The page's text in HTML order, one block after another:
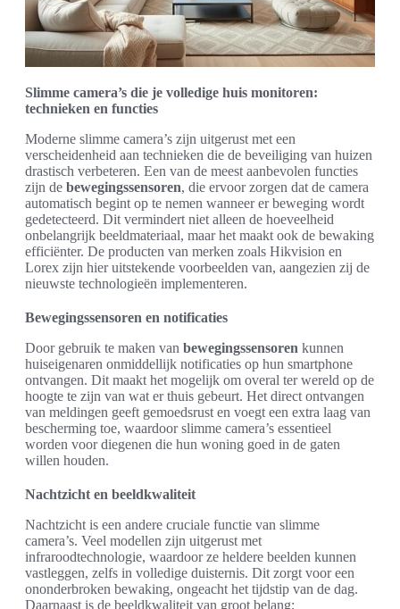
Slimme camera’s die je volledige huis monitoren:
technieken en functies
Moderne slimme camera’s zijn uitgerust met een
verscheidenheid aan technieken die de beveiliging van huizen
drastisch verbeteren. Een van de meest aanbevolen functies
zijn de bewegingssensoren, die ervoor zorgen dat de camera
automatisch begint op te nemen wanneer er beweging wordt
gedetecteerd. Dit vermindert niet alleen de hoeveelheid
onbelangrijk beeldmateriaal, maar het maakt ook de bewaking
efficiënter. De producten van merken zoals Hikvision en
Lorex zijn hier uitstekende voorbeelden van, aangezien zij de
nieuwste technologieën implementeren.
Bewegingssensoren en notificaties
Door gebruik te maken van bewegingssensoren kunnen
huiseigenaren onmiddellijk notificaties op hun smartphone
ontvangen. Dit maakt het mogelijk om overal ter wereld op de
hoogte te zijn van wat er thuis gebeurt. Het direct ontvangen
van meldingen geeft gemoedsrust en voegt een extra laag van
bescherming toe, waardoor slimme camera’s essentieel
worden voor diegenen die hun woning goed in de gaten
willen houden.
Nachtzicht en beeldkwaliteit
Nachtzicht is een andere cruciale functie van slimme
camera’s. Veel modellen zijn uitgerust met
infraroodtechnologie, waardoor ze heldere beelden kunnen
vastleggen, zelfs in volledige duisternis. Dit zorgt voor een
ononderbroken bewaking, ongeacht het tijdstip van de dag.
Daarnaast is de beeldkwaliteit van groot belang;